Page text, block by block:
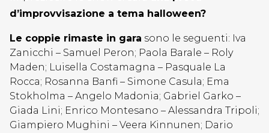
d’improvvisazione a tema halloween?
Le coppie rimaste in gara sono le seguenti: Iva
Zanicchi – Samuel Peron; Paola Barale – Roly
Maden; Luisella Costamagna – Pasquale La
Rocca; Rosanna Banfi – Simone Casula; Ema
Stokholma – Angelo Madonia; Gabriel Garko –
Giada Lini; Enrico Montesano – Alessandra Tripoli;
Giampiero Mughini – Veera Kinnunen; Dario